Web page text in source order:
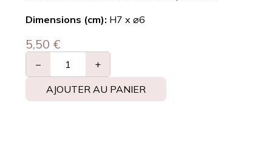
Dimensions (cm): H7 x ⌀6
5,50 €
− +
AJOUTER AU PANIER